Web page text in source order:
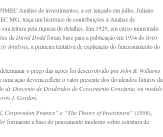
Análise de investimentos, a ser lançado em julho, Juliano
MG, traça um histórico de contribuições à Análise de
leitura pela riqueza de detalhes. Em 1929, em curso ministrado
deDavid Doddforam base para a publicação em 1934 do livro
Analysis, a primeira tentativa de explicação do funcionamento do
o preço das ações foi desenvolvido porJohn B. Williams
ação deveria refletir o valor presente dos dividendos futuros da
de Desconto de Dividendos de Crescimento Constante, ou modelo
J. Gordon.
Corporation Finance” e “The Theory of Investiment” (1958),
formaram a base do pensamento moderno sobre estrutura de